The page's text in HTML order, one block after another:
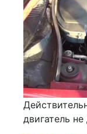
двигатель